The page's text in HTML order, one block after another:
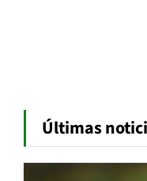
Últimas